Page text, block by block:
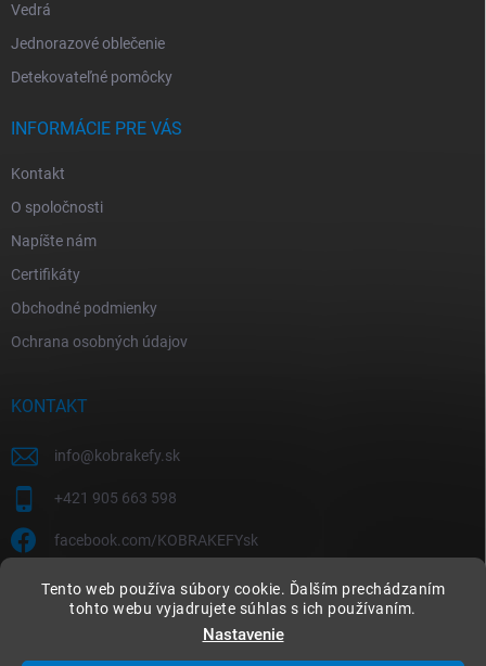
Tento web používa súbory cookie. Ďalším prechádzaním
tohto webu vyjadrujete súhlas s ich používaním.
Nastavenie
Vedrá
Jednorazové oblečenie
Detekovateľné pomôcky
INFORMÁCIE PRE VÁS
Kontakt
O spoločnosti
Napíšte nám
Certifikáty
Obchodné podmienky
Ochrana osobných údajov
KONTAKT
info@kobrakefy.sk
+421 905 663 598
facebook.com/KOBRAKEFYsk